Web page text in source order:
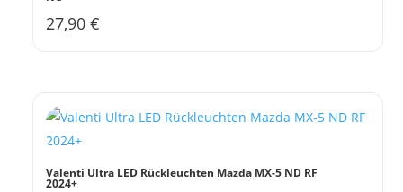
gewählt
27,90€
Valenti Ultra LED Rückleuchten Mazda MX-5 ND RF
2024+